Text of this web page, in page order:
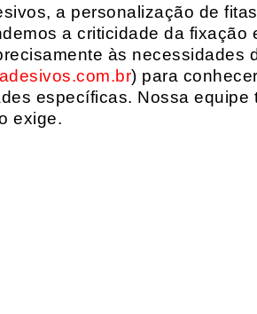
a personalização de
a criticidade da
às necessidades
) para
específicas. Nossa
exige.